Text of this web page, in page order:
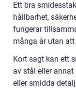
Ett bra
hållbarhet,
fungerar
många år utan
Kort sagt kan ett
av stål eller
eller smidda